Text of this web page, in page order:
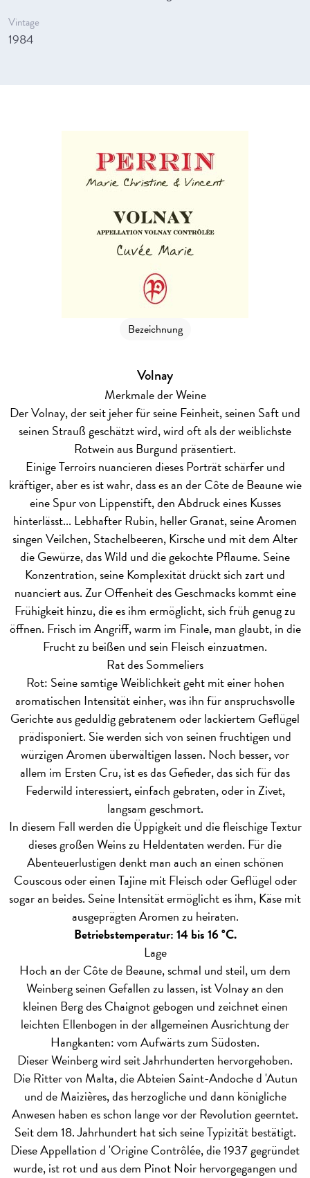
Vintage
1984
Bezeichnung
Volnay
Merkmale der Weine
Der Volnay, der seit jeher für seine Feinheit, seinen Saft und
seinen Strauß geschätzt wird, wird oft als der weiblichste
Rotwein aus Burgund präsentiert.
Einige Terroirs nuancieren dieses Porträt schärfer und
kräftiger, aber es ist wahr, dass es an der Côte de Beaune wie
eine Spur von Lippenstift, den Abdruck eines Kusses
hinterlässt... Lebhafter Rubin, heller Granat, seine Aromen
singen Veilchen, Stachelbeeren, Kirsche und mit dem Alter
die Gewürze, das Wild und die gekochte Pflaume. Seine
Konzentration, seine Komplexität drückt sich zart und
nuanciert aus. Zur Offenheit des Geschmacks kommt eine
Frühigkeit hinzu, die es ihm ermöglicht, sich früh genug zu
öffnen. Frisch im Angriff, warm im Finale, man glaubt, in die
Frucht zu beißen und sein Fleisch einzuatmen.
Rat des Sommeliers
Rot: Seine samtige Weiblichkeit geht mit einer hohen
aromatischen Intensität einher, was ihn für anspruchsvolle
Gerichte aus geduldig gebratenem oder lackiertem Geflügel
prädisponiert. Sie werden sich von seinen fruchtigen und
würzigen Aromen überwältigen lassen. Noch besser, vor
allem im Ersten Cru, ist es das Gefieder, das sich für das
Federwild interessiert, einfach gebraten, oder in Zivet,
langsam geschmort.
In diesem Fall werden die Üppigkeit und die fleischige Textur
dieses großen Weins zu Heldentaten werden. Für die
Abenteuerlustigen denkt man auch an einen schönen
Couscous oder einen Tajine mit Fleisch oder Geflügel oder
sogar an beides. Seine Intensität ermöglicht es ihm, Käse mit
ausgeprägten Aromen zu heiraten.
Betriebstemperatur: 14 bis 16 °C.
Lage
Hoch an der Côte de Beaune, schmal und steil, um dem
Weinberg seinen Gefallen zu lassen, ist Volnay an den
kleinen Berg des Chaignot gebogen und zeichnet einen
leichten Ellenbogen in der allgemeinen Ausrichtung der
Hangkanten: vom Aufwärts zum Südosten.
Dieser Weinberg wird seit Jahrhunderten hervorgehoben.
Die Ritter von Malta, die Abteien Saint-Andoche d 'Autun
und de Maizières, das herzogliche und dann königliche
Anwesen haben es schon lange vor der Revolution geerntet.
Seit dem 18. Jahrhundert hat sich seine Typizität bestätigt.
Diese Appellation d 'Origine Contrôlée, die 1937 gegründet
wurde, ist rot und aus dem Pinot Noir hervorgegangen und